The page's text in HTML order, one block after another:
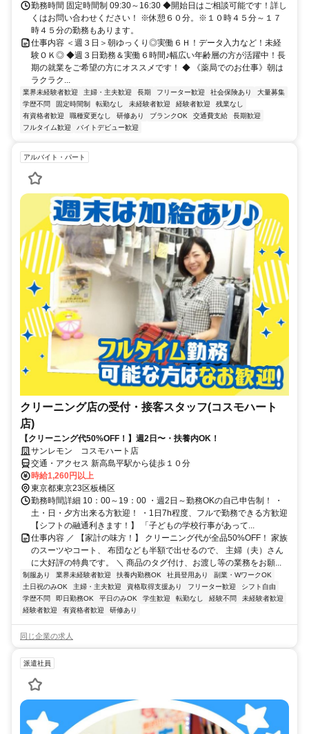
勤務時間 固定時間制 09:30～16:30 ◆開始日はご相談可能です！詳し
くはお問い合わせください！ ※休憩６０分。※１０時４５分～１７
時４５分の勤務もあります。
仕事内容 ＜週３日＞朝ゆっくり◎実働６Ｈ！データ入力など！未経
験ＯＫ◎ ◆週３日勤務＆実働６時間♪幅広い年齢層の方が活躍中！長
期の就業をご希望の方にオススメです！ ◆ 《薬局でのお仕事》朝は
ラクラク...
業界未経験者歓迎 主婦・主夫歓迎 長期 フリーター歓迎 社会保険あり
大量募集
学歴不問
固定時間制 転勤なし 未経験者歓迎 経験者歓迎
残業なし
有資格者歓迎
職種変更なし 研修あり ブランクOK 交通費支給
長期歓迎
フルタイム歓迎
バイトデビュー歓迎
アルバイト・パート
クリーニング店の受付・接客スタッフ(コスモハート
店)
【クリーニング代50%OFF！】週2日〜・扶養内OK！
サンレモン コスモハート店
交通・アクセス 新高島平駅から徒歩１０分
時給1,260円以上
東京都東京23区板橋区
勤務時間詳細 10：00～19：00 ・週2日～勤務OKの自己申告制！ ・
土・日・夕方出来る方歓迎！ ・1日7h程度、フルで勤務できる方歓迎
【シフトの融通利きます！】 「子どもの学校行事があって...
仕事内容 ／ 【家計の味方！】 クリーニング代が全品50%OFF！ 家族
のスーツやコート、 布団なども半額で出せるので、 主婦（夫）さん
に大好評の特典です。 ＼ 商品のタグ付け、お渡し等の業務をお願...
制服あり 業界未経験者歓迎 扶養内勤務OK 社員登用あり
副業・WワークOK
土日祝のみOK
主婦・主夫歓迎 資格取得支援あり フリーター歓迎
シフト自由
学歴不問
即日勤務OK 平日のみOK 学生歓迎 転勤なし 経験不問
未経験者歓迎
経験者歓迎
有資格者歓迎 研修あり
同じ企業の求人
派遣社員